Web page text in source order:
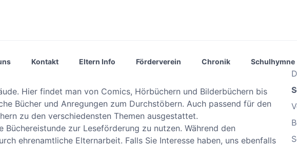
Kontakt Eltern Info Förderverein Chronik Schulhymne
Hier findet man von Comics, Hörbüchern und Bilderbüchern bis
Bücher und Anregungen zum Durchstöbern. Auch passend für den
zu den verschiedensten Themen ausgestattet.
zur Leseförderung zu nutzen. Während den
ehrenamtliche Elternarbeit. Falls Sie Interesse haben, uns ebenfalls